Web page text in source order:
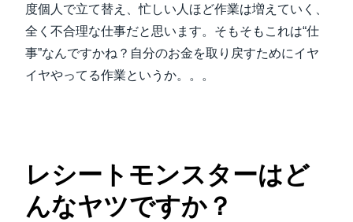
度個人で立て替え、忙しい人ほど作業は増えていく、
全く不合理な仕事だと思います。そもそもこれは“仕
事”なんですかね？自分のお金を取り戻すためにイヤ
イヤやってる作業というか。。。
レシートモンスターはど
んなヤツですか？